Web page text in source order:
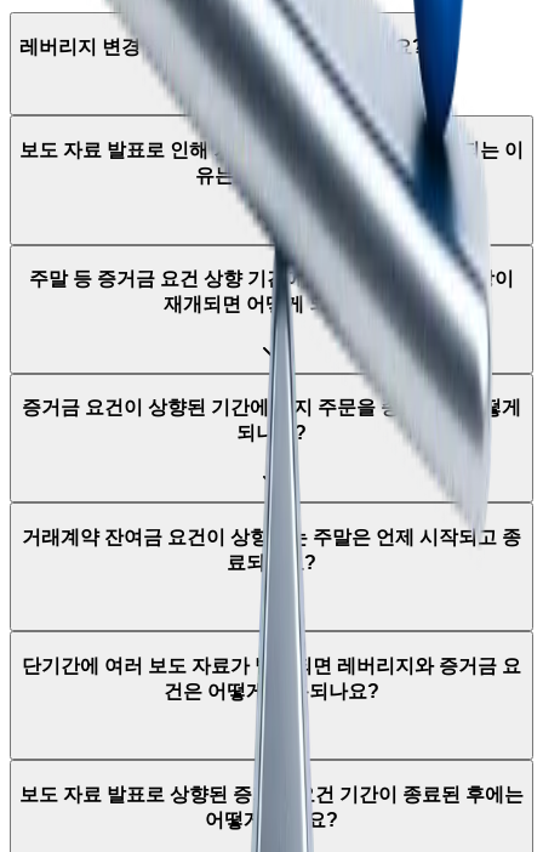
레버리지 변경 정책은 어떤 계좌에 적용되나요?
보도 자료 발표로 인해 거래계약 잔여금 요건이 상향되는 이
유는 무엇인가요?
주말 등 증거금 요건 상향 기간에 개설된 포지션은 시장이
재개되면 어떻게 되나요?
증거금 요건이 상향된 기간에 헤지 주문을 종료하면 어떻게
되나요?
거래계약 잔여금 요건이 상향되는 주말은 언제 시작되고 종
료되나요?
단기간에 여러 보도 자료가 발표되면 레버리지와 증거금 요
건은 어떻게 적용되나요?
보도 자료 발표로 상향된 증거금 요건 기간이 종료된 후에는
어떻게 되나요?